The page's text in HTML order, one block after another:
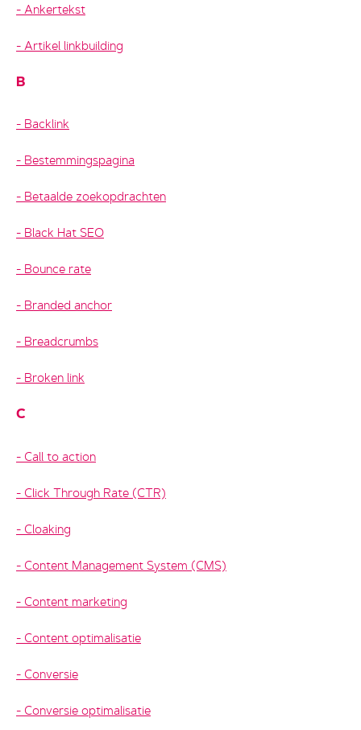
Ankertekst
Artikel linkbuilding
B
Backlink
Bestemmingspagina
Betaalde zoekopdrachten
Black Hat SEO
Bounce rate
Branded anchor
Breadcrumbs
Broken link
C
Call to action
Click Through Rate (CTR)
Cloaking
Content Management System (CMS)
Content marketing
Content optimalisatie
Conversie
Conversie optimalisatie